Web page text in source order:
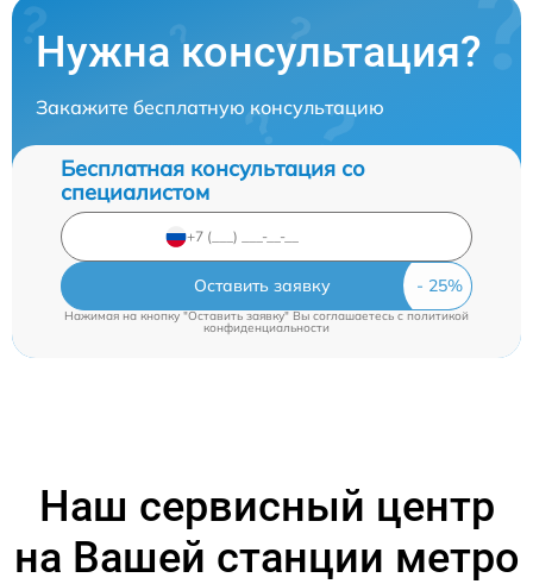
Нужна консультация?
Закажите бесплатную консультацию
Бесплатная консультация со
специалистом
Оставить заявку
Нажимая на кнопку "Оставить заявку" Вы соглашаетесь cполитикой
конфиденциальности
Наш сервисный центр
на Вашей станции метро